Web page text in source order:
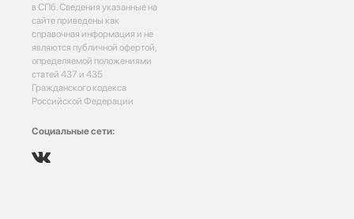
в СПб. Сведения указанные на
сайте приведены как
справочная информация и не
являются публичной офертой,
определяемой положениями
статей 437 и 435
Гражданского кодекса
Российской Федерации
Социальные сети: